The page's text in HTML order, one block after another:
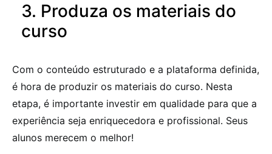
3. Produza os materiais do
curso
Com o conteúdo estruturado e a plataforma definida,
é hora de produzir os materiais do curso. Nesta
etapa, é importante investir em qualidade para que a
experiência seja enriquecedora e profissional. Seus
alunos merecem o melhor!